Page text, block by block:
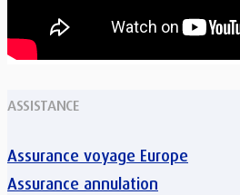
ASSISTANCE
Assurance voyage Europe
Assurance annulation